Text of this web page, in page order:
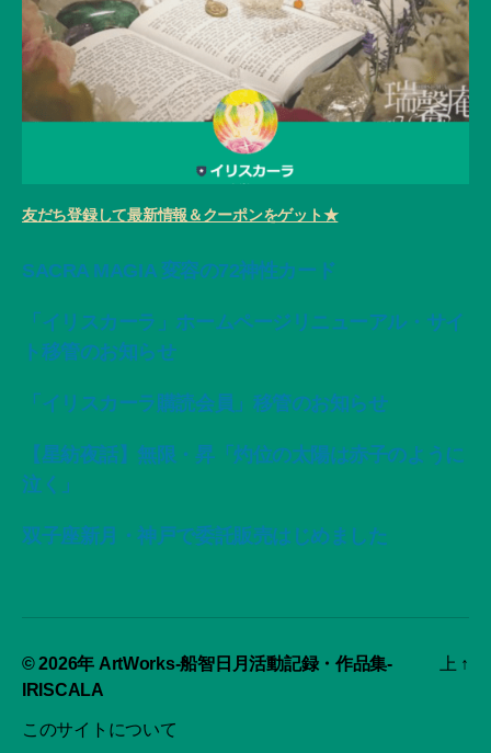
友だち登録して最新情報＆クーポンをゲット★
SACRA MAGIA 変容の72神性カード
「イリスカーラ」ホームページリニューアル・サイ
ト移管のお知らせ
「イリスカーラ購読会員」移管のお知らせ
【星紡夜話】無限・昇「灼位の太陽は赤子のように
泣く」
双子座新月・神戸で委託販売はじめました
© 2026年 ArtWorks-船智日月活動記録・作品集-
IRISCALA
このサイトについて
上 ↑